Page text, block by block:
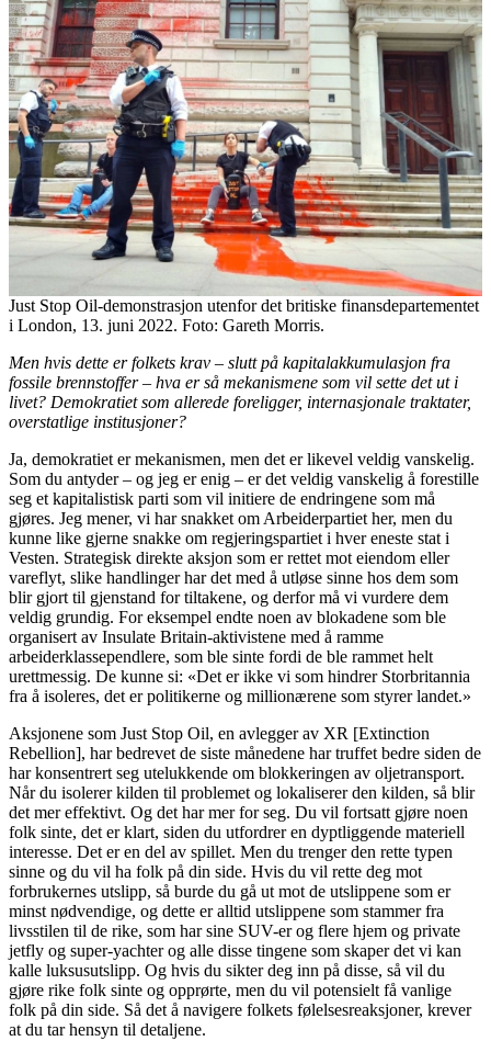
Just Stop Oil-demonstrasjon utenfor det britiske finansdepartementet
i London, 13. juni 2022. Foto: Gareth Morris.
Men hvis dette er folkets krav – slutt på kapitalakkumulasjon fra
fossile brennstoffer – hva er så mekanismene som vil sette det ut i
livet? Demokratiet som allerede foreligger, internasjonale traktater,
overstatlige institusjoner?
Ja, demokratiet er mekanismen, men det er likevel veldig vanskelig.
Som du antyder – og jeg er enig – er det veldig vanskelig å forestille
seg et kapitalistisk parti som vil initiere de endringene som må
gjøres. Jeg mener, vi har snakket om Arbeiderpartiet her, men du
kunne like gjerne snakke om regjeringspartiet i hver eneste stat i
Vesten. Strategisk direkte aksjon som er rettet mot eiendom eller
vareflyt, slike handlinger har det med å utløse sinne hos dem som
blir gjort til gjenstand for tiltakene, og derfor må vi vurdere dem
veldig grundig. For eksempel endte noen av blokadene som ble
organisert av Insulate Britain-aktivistene med å ramme
arbeiderklassependlere, som ble sinte fordi de ble rammet helt
urettmessig. De kunne si: «Det er ikke vi som hindrer Storbritannia
fra å isoleres, det er politikerne og millionærene som styrer landet.»
Aksjonene som Just Stop Oil, en avlegger av XR [Extinction
Rebellion], har bedrevet de siste månedene har truffet bedre siden de
har konsentrert seg utelukkende om blokkeringen av oljetransport.
Når du isolerer kilden til problemet og lokaliserer den kilden, så blir
det mer effektivt. Og det har mer for seg. Du vil fortsatt gjøre noen
folk sinte, det er klart, siden du utfordrer en dyptliggende materiell
interesse. Det er en del av spillet. Men du trenger den rette typen
sinne og du vil ha folk på din side. Hvis du vil rette deg mot
forbrukernes utslipp, så burde du gå ut mot de utslippene som er
minst nødvendige, og dette er alltid utslippene som stammer fra
livsstilen til de rike, som har sine SUV-er og flere hjem og private
jetfly og super-yachter og alle disse tingene som skaper det vi kan
kalle luksusutslipp. Og hvis du sikter deg inn på disse, så vil du
gjøre rike folk sinte og opprørte, men du vil potensielt få vanlige
folk på din side. Så det å navigere folkets følelsesreaksjoner, krever
at du tar hensyn til detaljene.